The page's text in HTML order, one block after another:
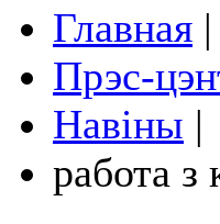
Главная |
Прэс-
Навіны |
работа з